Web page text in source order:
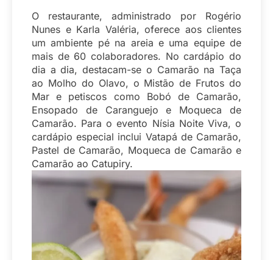
O restaurante, administrado por Rogério
Nunes e Karla Valéria, oferece aos clientes
um ambiente pé na areia e uma equipe de
mais de 60 colaboradores. No cardápio do
dia a dia, destacam-se o Camarão na Taça
ao Molho do Olavo, o Mistão de Frutos do
Mar e petiscos como Bobó de Camarão,
Ensopado de Caranguejo e Moqueca de
Camarão. Para o evento Nísia Noite Viva, o
cardápio especial inclui Vatapá de Camarão,
Pastel de Camarão, Moqueca de Camarão e
Camarão ao Catupiry.